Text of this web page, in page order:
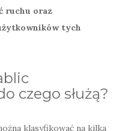
ruchu oraz
tych
czego służą?
klasyfikować na kilka